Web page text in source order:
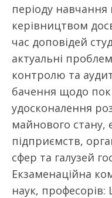
періоду
керівництвом
час доповідей
актуальні
контролю та
бачення щодо
удосконалення
майнового стану,
підприємств,
сфер та галузей
Екзаменаційна
наук,